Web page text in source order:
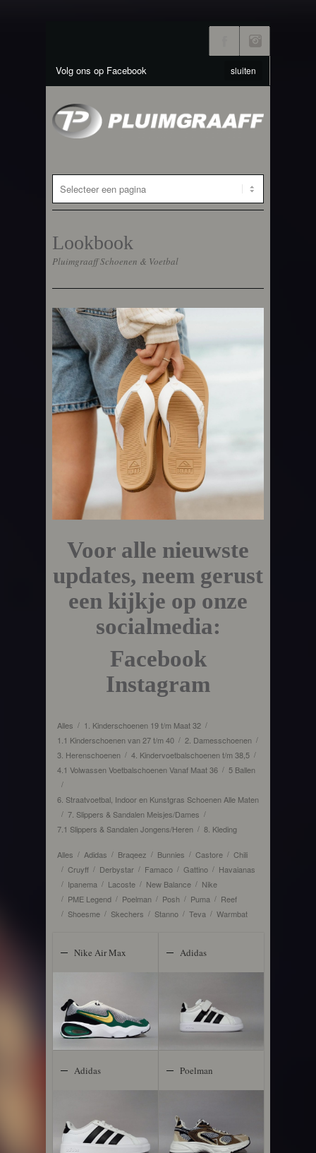
Volg ons op Facebook sluiten
Lookbook
Pluimgraaff Schoenen & Voetbal
Voor alle nieuwste
updates, neem gerust
een kijkje op onze
socialmedia:
Facebook
Instagram
Alles / 1. Kinderschoenen 19 t/m Maat 32 /
1.1 Kinderschoenen van 27 t/m 40 / 2. Damesschoenen /
3. Herenschoenen / 4. Kindervoetbalschoenen t/m 38,5 /
4.1 Volwassen Voetbalschoenen Vanaf Maat 36 / 5 Ballen
/
6. Straatvoetbal, Indoor en Kunstgras Schoenen Alle Maten
/ 7. Slippers & Sandalen Meisjes/Dames /
7.1 Slippers & Sandalen Jongens/Heren / 8. Kleding
Alles / Adidas / Braqeez / Bunnies / Castore / Chili
/ Cruyff / Derbystar / Famaco / Gattino / Havaianas
/ Ipanema / Lacoste / New Balance / Nike
/ PME Legend / Poelman / Posh / Puma / Reef
/ Shoesme / Skechers / Stanno / Teva / Warmbat
Nike Air Max
Adidas
Adidas
Poelman